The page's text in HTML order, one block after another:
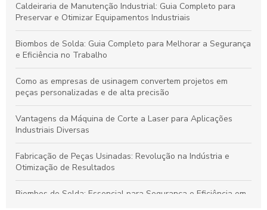
Caldeiraria de Manutenção Industrial: Guia Completo para
Preservar e Otimizar Equipamentos Industriais
Biombos de Solda: Guia Completo para Melhorar a Segurança
e Eficiência no Trabalho
Como as empresas de usinagem convertem projetos em
peças personalizadas e de alta precisão
Vantagens da Máquina de Corte a Laser para Aplicações
Industriais Diversas
Fabricação de Peças Usinadas: Revolução na Indústria e
Otimização de Resultados
Biombos de Solda: Essencial para Segurança e Eficiência em